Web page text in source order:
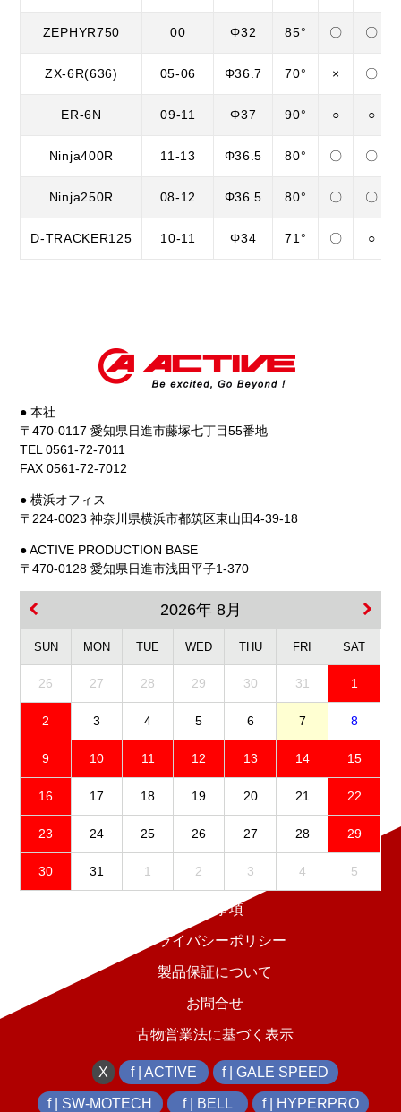
ZEPHYR750 00 Φ32 85° 〇 〇
ZX-6R(636) 05-06 Φ36.7 70° × 〇
ER-6N 09-11 Φ37 90° ○ ○
Ninja400R 11-13 Φ36.5 80° 〇 〇
Ninja250R 08-12 Φ36.5 80° 〇 〇
D-TRACKER125 10-11 Φ34 71° 〇 ○
● 本社
〒470-0117 愛知県日進市藤塚七丁目55番地
TEL 0561-72-7011
FAX 0561-72-7012
● 横浜オフィス
〒224-0023 神奈川県横浜市都筑区東山田4-39-18
● ACTIVE PRODUCTION BASE
〒470-0128 愛知県日進市浅田平子1-370
2026年 8月
SUN MON TUE WED THU FRI SAT
26 27 28 29 30 31 1
2 3 4 5 6 7 8
9 10 11 12 13 14 15
16 17 18 19 20 21 22
23 24 25 26 27 28 29
30 31 1 2 3 4 5
免責事項
プライバシーポリシー
製品保証について
お問合せ
古物営業法に基づく表示
X f | ACTIVE f | GALE SPEED
f | SW-MOTECH f | BELL f | HYPERPRO